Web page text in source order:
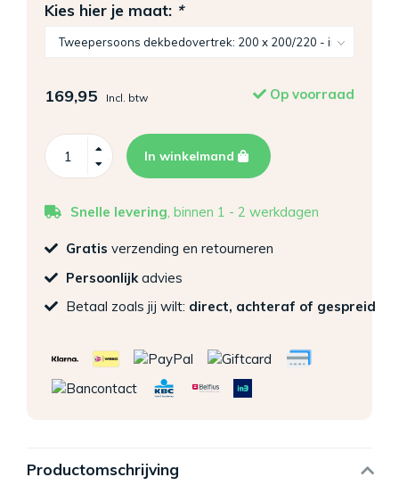
Kies hier je maat: *
169,95 Incl. btw Op voorraad
In winkelmand
Snelle levering, binnen 1 - 2 werkdagen
Gratis verzending en retourneren
Persoonlijk advies
Betaal zoals jij wilt: direct, achteraf of gespreid
Productomschrijving